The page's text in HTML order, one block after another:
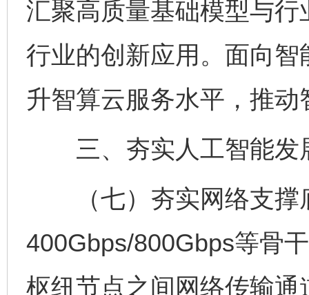
汇聚高质量基础模型与
行业的创新应用。面向
升智算云服务水平，推
三、夯实人工智能发
（七）夯实网络支撑
400Gbps/800Gbps等骨
枢纽节点之间网络传输